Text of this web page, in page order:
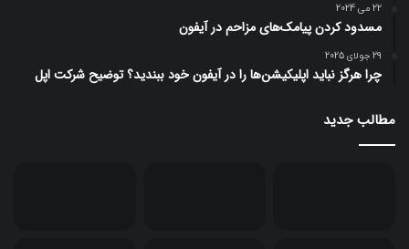
22 می 2024
مسدود کردن پیامک‌های مزاحم در آیفون
29 جولای 2025
چرا هرگز نباید اپلیکیشن‌ها را در آیفون خود ببندید؟ توضیح شرکت اپل
مطالب جدید